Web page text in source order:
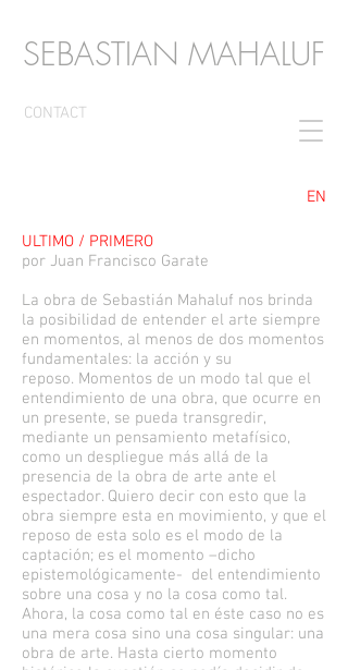
CONTACT
SEBASTIAN MAHALUF
EN
ULTIMO / PRIMERO
por Juan Francisco Garate
La obra de Sebastián Mahaluf nos brinda
la posibilidad de entender el arte siempre
en momentos, al menos de dos momentos
fundamentales: la acción y su
reposo. Momentos de un modo tal que el
entendimiento de una obra, que ocurre en
un presente, se pueda transgredir,
mediante un pensamiento metafísico,
como un despliegue más allá de la
presencia de la obra de arte ante el
espectador. Quiero decir con esto que la
obra siempre esta en movimiento, y que el
reposo de esta solo es el modo de la
captación; es el momento –dicho
epistemológicamente- del entendimiento
sobre una cosa y no la cosa como tal.
Ahora, la cosa como tal en éste caso no es
una mera cosa sino una cosa singular: una
obra de arte. Hasta cierto momento